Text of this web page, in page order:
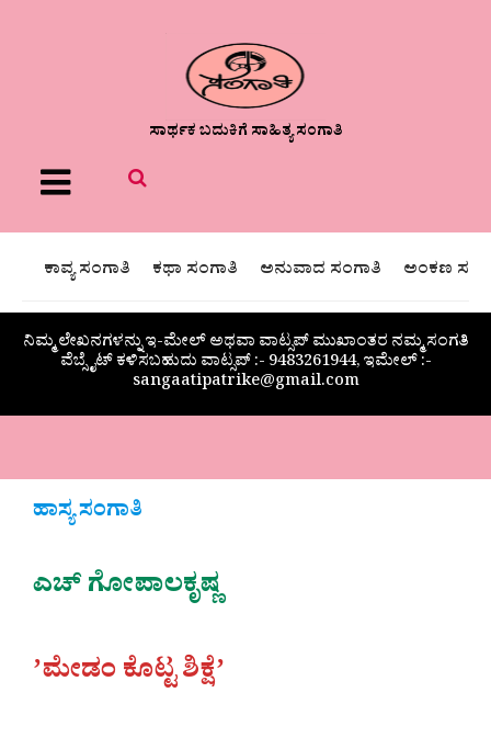
ಸಾರ್ಥಕ ಬದುಕಿಗೆ ಸಾಹಿತ್ಯ ಸಂಗಾತಿ
Menu
ಕಾವ್ಯ ಸಂಗಾತಿ ಕಥಾ ಸಂಗಾತಿ ಅನುವಾದ ಸಂಗಾತಿ ಅಂಕಣ
ನಿಮ್ಮ ಲೇಖನಗಳನ್ನು ಇ-ಮೇಲ್ ಅಥವಾ ವಾಟ್ಸಪ್ ಮುಖಾಂತರ ನಮ್ಮ ಸಂಗತಿ
ವೆಬ್ಸೈಟ್ ಕಳಿಸಬಹುದು ವಾಟ್ಸಪ್‌ :- 9483261944, ಇಮೇಲ್ :-
sangaatipatrike@gmail.com
ಹಾಸ್ಯ ಸಂಗಾತಿ
ಎಚ್‌ ಗೋಪಾಲಕೃಷ್ಣ
ʼಮೇಡಂ ಕೊಟ್ಟ ಶಿಕ್ಷೆʼ